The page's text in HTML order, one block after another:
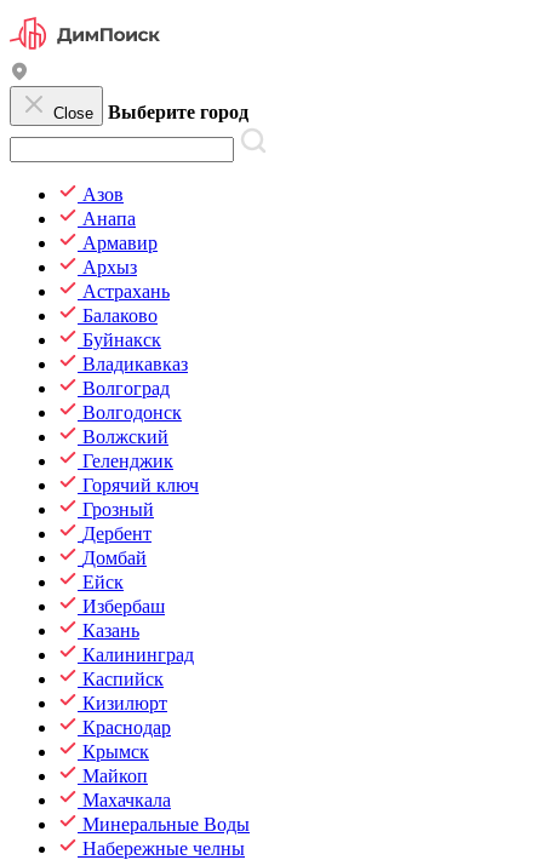
Close Выберите город
Азов
Анапа
Армавир
Архыз
Астрахань
Балаково
Буйнакск
Владикавказ
Волгоград
Волгодонск
Волжский
Геленджик
Горячий ключ
Грозный
Дербент
Домбай
Ейск
Избербаш
Казань
Калининград
Каспийск
Кизилюрт
Краснодар
Крымск
Майкоп
Махачкала
Минеральные Воды
Набережные челны